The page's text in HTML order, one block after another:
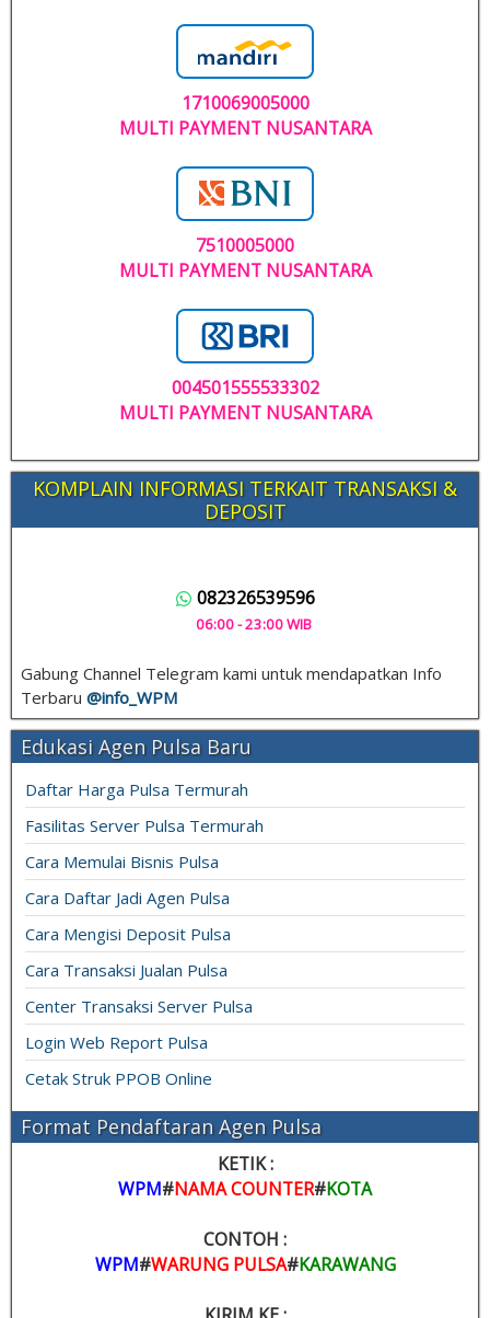
1710069005000
MULTI PAYMENT NUSANTARA
7510005000
MULTI PAYMENT NUSANTARA
004501555533302
MULTI PAYMENT NUSANTARA
KOMPLAIN INFORMASI TERKAIT TRANSAKSI &
DEPOSIT
082326539596
06:00 - 23:00 WIB
Gabung Channel Telegram kami untuk mendapatkan Info
Terbaru @info_ WPM
Edukasi Agen Pulsa Baru
Daftar Harga Pulsa Termurah
Fasilitas Server Pulsa Termurah
Cara Memulai Bisnis Pulsa
Cara Daftar Jadi Agen Pulsa
Cara Mengisi Deposit Pulsa
Cara Transaksi Jualan Pulsa
Center Transaksi Server Pulsa
Login Web Report Pulsa
Cetak Struk PPOB Online
Format Pendaftaran Agen Pulsa
KETIK :
WPM#NAMA COUNTER#KOTA
CONTOH :
WPM#WARUNG PULSA#KARAWANG